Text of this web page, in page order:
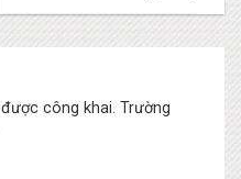
công khai. Trường